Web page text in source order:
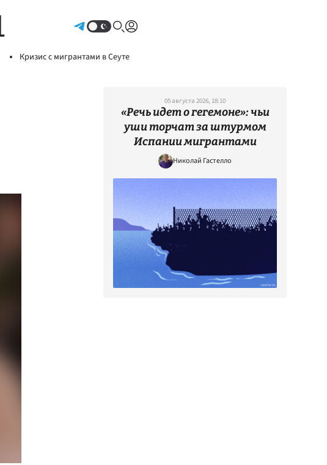
Кризис с мигрантами в Сеуте
05 августа 2026, 18:10
«Речь идет о гегемоне»: чьи
уши торчат за штурмом
Испании мигрантами
Николай Гастелло